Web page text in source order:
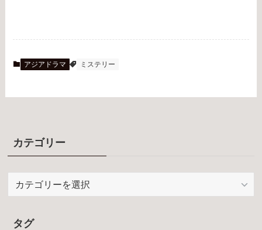
アジアドラマ ミステリー
カテゴリー
リタグ